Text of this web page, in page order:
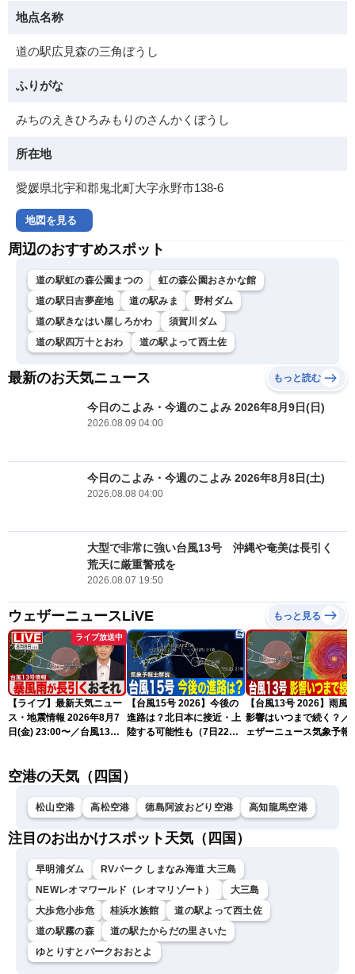
地点名称
道の駅広見森の三角ぼうし
ふりがな
みちのえきひろみもりのさんかくぼうし
所在地
愛媛県北宇和郡鬼北町大字永野市138-6
地図を見る
周辺のおすすめスポット
道の駅虹の森公園まつの
虹の森公園おさかな館
道の駅日吉夢産地
道の駅みま
野村ダム
道の駅きなはい屋しろかわ
須賀川ダム
道の駅四万十とおわ
道の駅よって西土佐
最新のお天気ニュース もっと読む
今日のこよみ・今週のこよみ 2026年8月9日(日)
2026.08.09 04:00
今日のこよみ・今週のこよみ 2026年8月8日(土)
2026.08.08 04:00
大型で非常に強い台風13号 沖縄や奄美は長引く
荒天に厳重警戒を
2026.08.07 19:50
ウェザーニュースLiVE もっと見る
ライブ放送中
【ライブ】最新天気ニュー
ス・地震情報 2026年8月7
日(金) 23:00〜／台風13号
【台風15号 2026】今後の
進路は？北日本に接近・上
陸する可能性も（7日22時
【台風13号 2026】雨風
影響はいつまで続く？／
ェザーニュース気象予報
空港の天気（四国）
松山空港 高松空港 徳島阿波おどり空港 高知龍馬空港
注目のお出かけスポット天気（四国）
早明浦ダム
RVパーク しまなみ海道 大三島
NEWレオマワールド（レオマリゾート）
大三島
大歩危小歩危
桂浜水族館
道の駅よって西土佐
道の駅霧の森
道の駅たからだの里さいた
ゆとりすとパークおおとよ